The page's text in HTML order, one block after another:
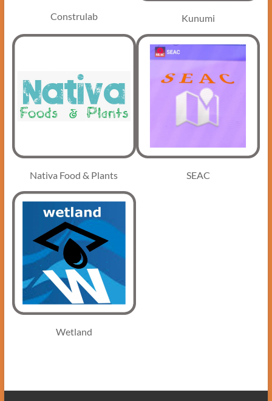
Construlab Kunumi
Nativa Food & Plants SEAC
Wetland